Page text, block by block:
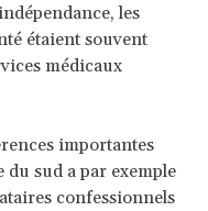
les
étaient souvent
médicaux
importantes
sud a par exemple
confessionnels